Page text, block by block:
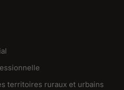
territoires ruraux et urbains